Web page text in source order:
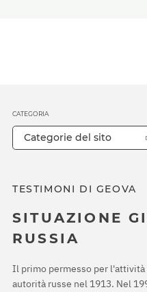
TESTIMONI DI GEOVA
SITUAZIONE
RUSSIA
Il primo permesso per
autorità russe nel 1913. Nel
CATEGORIA
Categorie del sito